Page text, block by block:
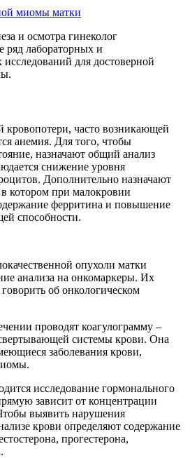
миомы матки
и осмотра гинеколог
ряд лабораторных и
для достоверной
кровопотери, часто возникающей
анемия. Для того, чтобы
назначают общий анализ
снижение уровня
Дополнительно назначают
котором при малокровии
ферритина и повышение
способности.
опухоли матки
анализа на онкомаркеры. Их
об онкологическом
проводят коагулограмму –
системы крови. Она
заболевания крови,
исследование гормонального
зависит от концентрации
выявить нарушения
крови определяют содержание
прогестерона,